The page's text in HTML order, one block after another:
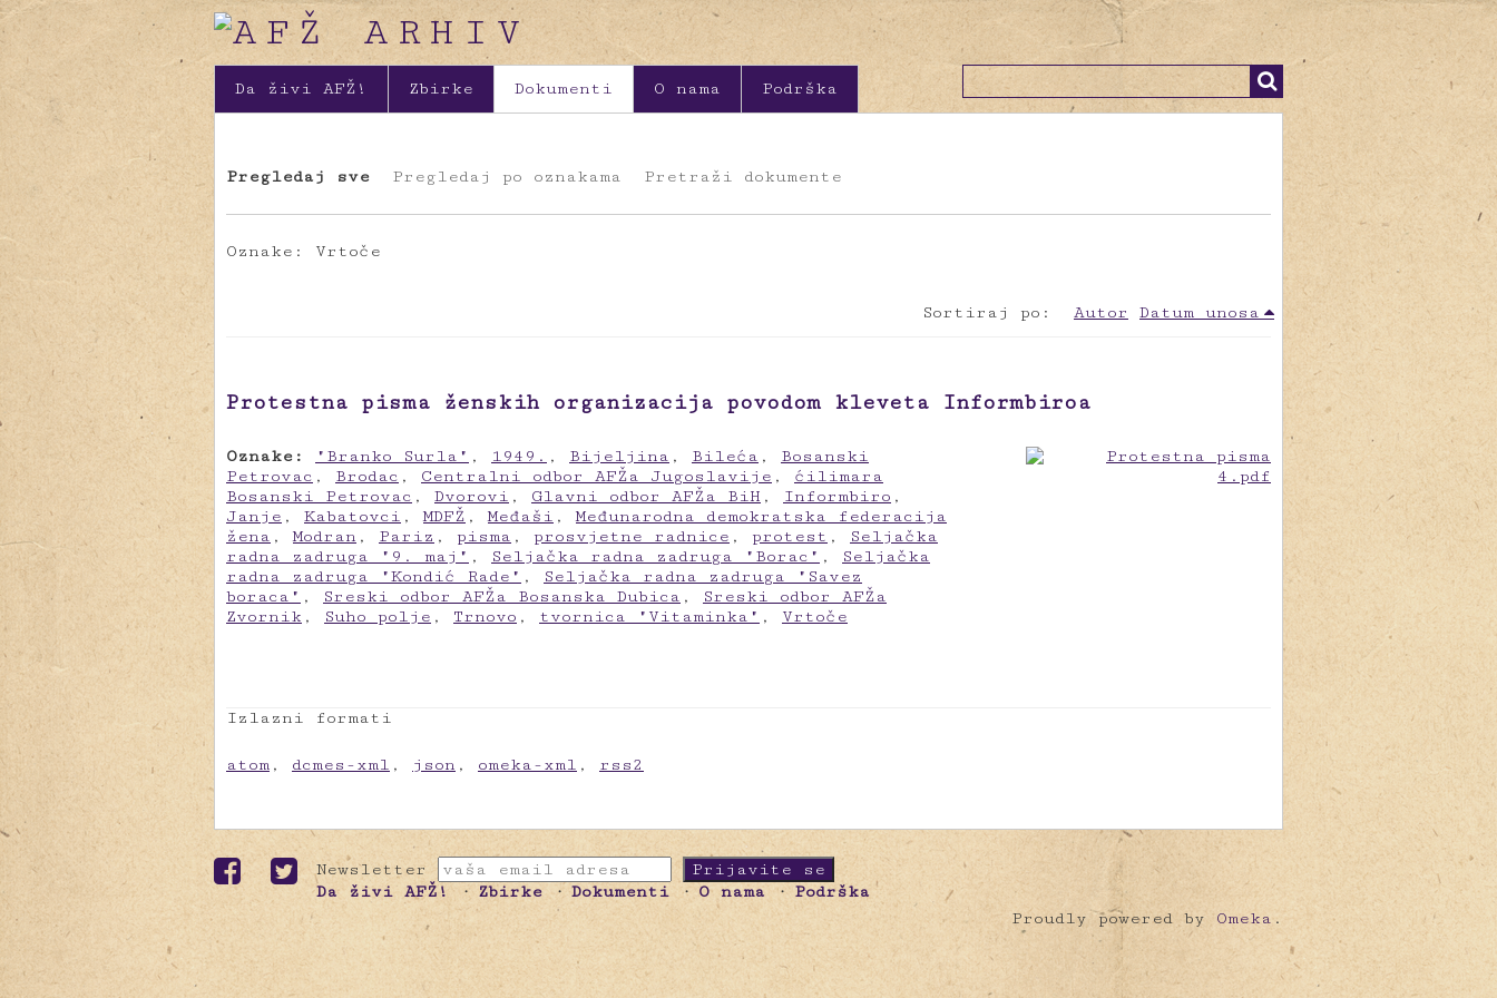
Da živi AFŽ! Zbirke Dokumenti O nama Podrška
Pregledaj sve Pregledaj po oznakama Pretraži dokumente
Oznake: Vrtoče
Sortiraj po: Autor Datum unosa
Protestna pisma ženskih organizacija povodom kleveta Informbiroa
Oznake: "Branko Surla" , 1949. , Bijeljina , Bileća , Bosanski
Petrovac , Brodac , Centralni odbor AFŽa Jugoslavije , ćilimara
Bosanski Petrovac , Dvorovi , Glavni odbor AFŽa BiH , Informbiro ,
Janje , Kabatovci ,MDFŽ ,Međaši ,Međunarodna demokratska federacija
žena ,Modran , Pariz , pisma , prosvjetne radnice , protest ,
Seljačka
radna zadruga "9. maj" , Seljačka radna zadruga "Borac" ,
Seljačka
radna zadruga "Kondić Rade" ,
Seljačka radna zadruga "Savez
boraca" , Sreski odbor AFŽa Bosanska Dubica ,
Sreski odbor AFŽa
Zvornik , Suho polje , Trnovo , tvornica "Vitaminka" , Vrtoče
Izlazni formati
atom , dcmes-xml , json , omeka-xml , rss2
Newsletter
Da živi AFŽ!
Zbirke Dokumenti O nama
Podrška
Proudly powered byOmeka .